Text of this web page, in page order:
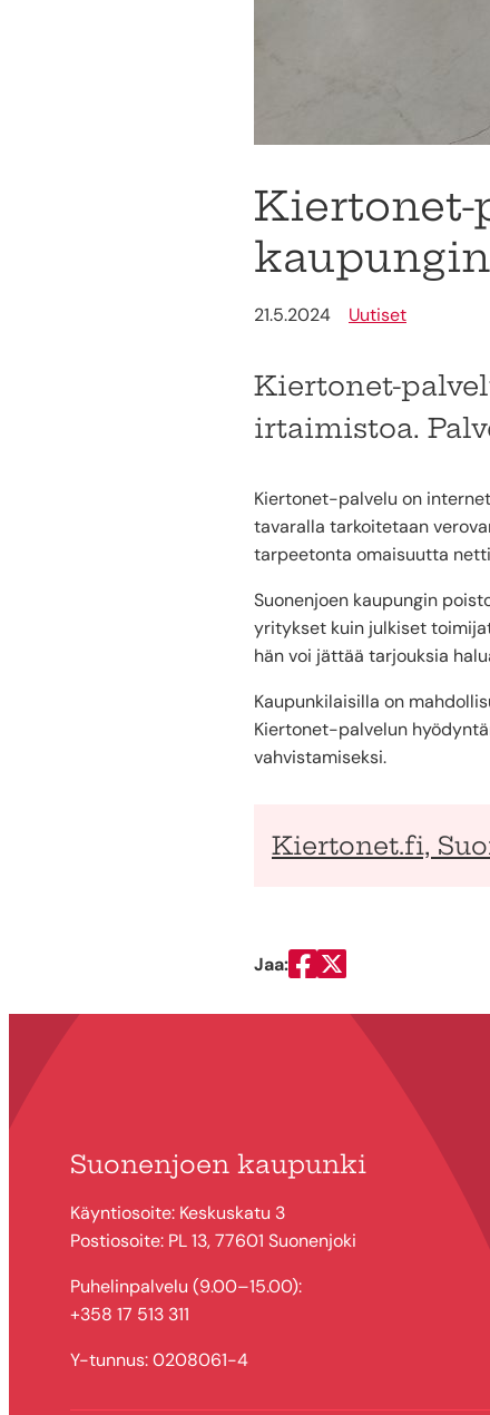
Kiertonet-
21.5.2024 Uutiset
Kiertonet-
irtaimistoa.
Kiertonet-palvelu on
tavaralla tarkoitetaan
tarpeetonta omaisuutta
Suonenjoen kaupungin
yritykset kuin julkiset
hän voi jättää tarjouksia
Kaupunkilaisilla on
Kiertonet-palvelun
vahvistamiseksi.
Kiertonet.fi,
Jaa:
Jaa Facebookissa
Jaa Twitterissä
Suonenjoen kaupunki
Käyntiosoite: Keskuskatu 3
Postiosoite: PL 13, 77601 Suonenjoki
Puhelinpalvelu (9.00–15.00):
+358 17 513 311
Y-tunnus: 0208061-4